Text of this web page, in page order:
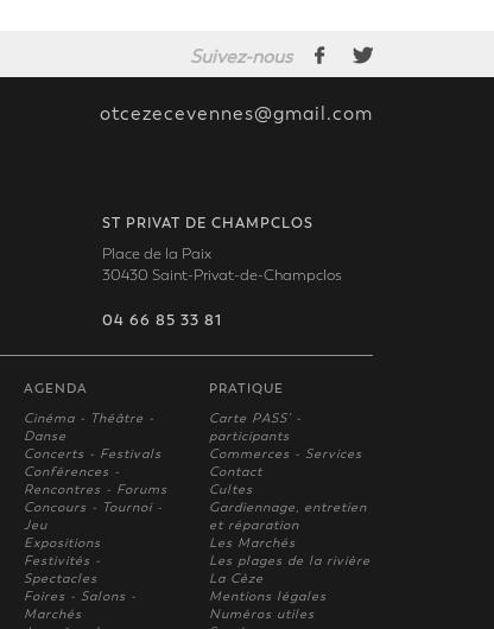
Suivez-nous
otcezecevennes@gmail.com
ST PRIVAT DE CHAMPCLOS
Place de la Paix
30430 Saint-Privat-de-Champclos
04 66 85 33 81
AGENDA
Cinéma - Théâtre -
Danse
Concerts - Festivals
Conférences -
Rencontres - Forums
Concours - Tournoi -
Jeu
Expositions
Festivités -
Spectacles
Foires - Salons -
Marchés
PRATIQUE
Carte PASS' -
participants
Commerces - Services
Contact
Cultes
Gardiennage, entretien
et réparation
Les Marchés
Les plages de la rivière
La Cèze
Mentions légales
Numéros utiles